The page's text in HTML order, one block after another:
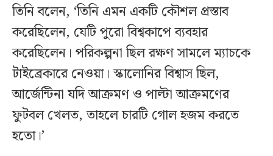
তিনি বলেন, ‘তিনি এমন একটি কৌশল প্রস্তাব
করেছিলেন, যেটি পুরো বিশ্বকাপে ব্যবহার
করেছিলেন। পরিকল্পনা ছিল রক্ষণ সামলে ম্যাচকে
টাইব্রেকারে নেওয়া। স্কালোনির বিশ্বাস ছিল,
আর্জেন্টিনা যদি আক্রমণ ও পাল্টা আক্রমণের
ফুটবল খেলত, তাহলে চারটি গোল হজম করতে
হতো।’